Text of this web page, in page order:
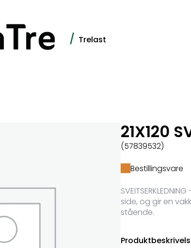
/ Trelast
21X120
(57839532)
Bestillingsvare
side, og gir en
stående.